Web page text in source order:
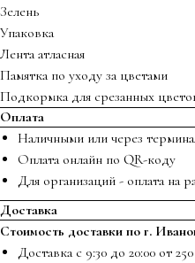
Зелень
Упаковка
Лента атласная
Памятка по уходу за цветами
Подкормка для срезанных
Оплата
Наличными или через
Оплата онлайн по QR-коду
Для организаций - оплата на
Доставка
Стоимость доставки по г.
Доставка с 9:30 до 20:00 от